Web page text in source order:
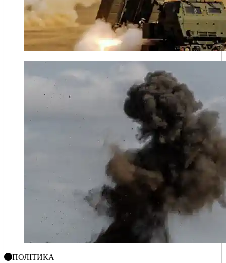
ПОЛІТИКА